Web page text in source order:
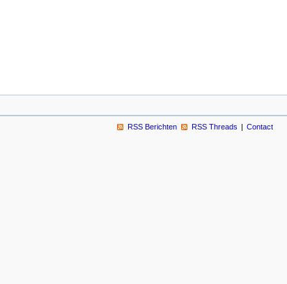
RSS Berichten RSS Threads Contact